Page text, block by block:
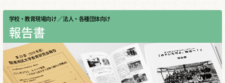
学校・教育現場向け ／ 法人・各種団体向け
報告書